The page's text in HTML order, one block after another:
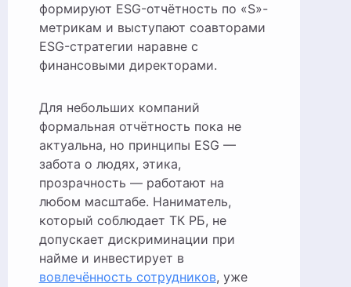
формируют ESG-отчётность по «S»-
метрикам и выступают соавторами
ESG-стратегии наравне с
финансовыми директорами.
Для небольших компаний
формальная отчётность пока не
актуальна, но принципы ESG —
забота о людях, этика,
прозрачность — работают на
любом масштабе. Наниматель,
который соблюдает ТК РБ, не
допускает дискриминации при
найме и инвестирует в
вовлечённость сотрудников, уже